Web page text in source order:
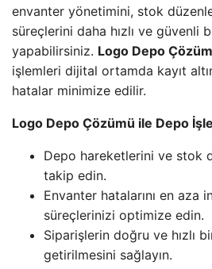
envanter yönetimini, stok
süreçlerini daha hızlı ve güvenli
yapabilirsiniz. Logo Depo
işlemleri dijital ortamda kayıt
hatalar minimize edilir.
Logo Depo Çözümü ile Depo
Depo hareketlerini ve stok
takip edin.
Envanter hatalarını en aza
süreçlerinizi optimize edin.
Siparişlerin doğru ve hızlı
getirilmesini sağlayın.